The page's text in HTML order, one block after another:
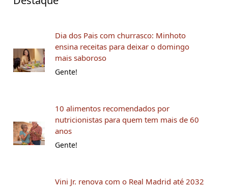
Dia dos Pais com churrasco: Minhoto
ensina receitas para deixar o domingo
mais saboroso
Gente!
10 alimentos recomendados por
nutricionistas para quem tem mais de 60
anos
Gente!
Vini Jr. renova com o Real Madrid até 2032